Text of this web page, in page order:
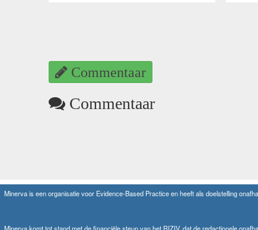
Commentaar
Commentaar
Minerva is een organisatie voor Evidence-Based Practice en heeft als doelstelling
Minerva komt tot stand met de financiële steun van het RIZIV, dat de redactionele